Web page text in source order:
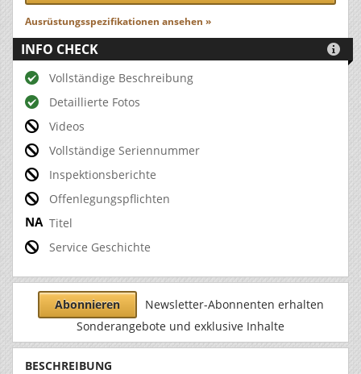
Ausrüstungsspezifikationen ansehen »
INFO CHECK 
Vollständige Beschreibung
Detaillierte Fotos
Videos
Vollständige Seriennummer
Inspektionsberichte
Offenlegungspflichten
Titel
Service Geschichte
Abonnieren
Newsletter-Abonnenten erhalten
Sonderangebote und exklusive Inhalte
BESCHREIBUNG